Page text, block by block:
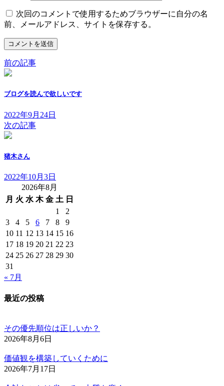
次回のコメントで使用するためブラウザーに自分の名
前、メールアドレス、サイトを保存する。
前の記事
ブログを読んで欲しいです
2022年9月24日
次の記事
猪木さん
2022年10月3日
2026年8月
月 火 水 木 金 土 日
1
2
3
4 5 6 7 8
9
10 11 12 13 14 15 16
17 18 19 20 21 22 23
24 25 26 27 28 29 30
31
« 7月
最近の投稿
その優先順位は正しいか？
2026年8月6日
価値観を構築していくために
2026年7月17日